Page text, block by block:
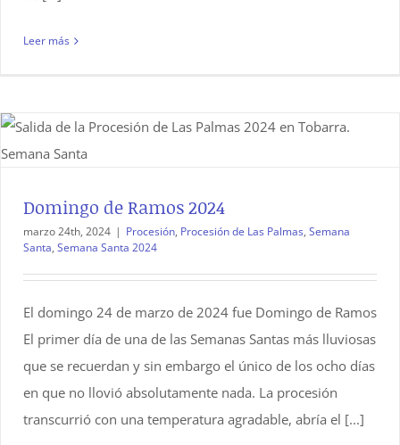
Leer más
Domingo de Ramos 2024
marzo 24th, 2024 | Procesión, Procesión de Las Palmas, Semana
Santa, Semana Santa 2024
El domingo 24 de marzo de 2024 fue Domingo de Ramos
El primer día de una de las Semanas Santas más lluviosas
que se recuerdan y sin embargo el único de los ocho días
en que no llovió absolutamente nada. La procesión
transcurrió con una temperatura agradable, abría el [...]